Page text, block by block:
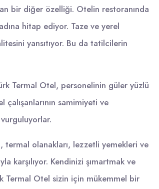
bir diğer özelliği. Otelin restoranında
hitap ediyor. Taze ve yerel
yansıtıyor. Bu da tatilcilerin
Termal Otel, personelinin güler yüzlü
samimiyeti ve
termal olanakları, lezzetli yemekleri ve
karşılıyor. Kendinizi şımartmak ve
Termal Otel sizin için mükemmel bir